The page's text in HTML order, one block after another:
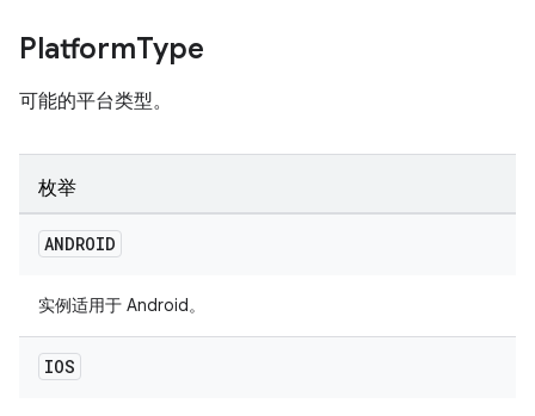
PlatformType
可能的平台类型。
枚举
ANDROID
实例适用于 Android。
IOS